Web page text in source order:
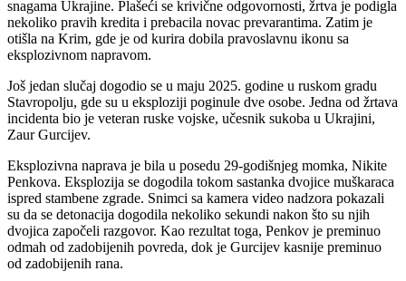
snagama Ukrajine. Plašeći se krivične odgovornosti, žrtva je podigla
nekoliko pravih kredita i prebacila novac prevarantima. Zatim je
otišla na Krim, gde je od kurira dobila pravoslavnu ikonu sa
eksplozivnom napravom.
Još jedan slučaj dogodio se u maju 2025. godine u ruskom gradu
Stavropolju, gde su u eksploziji poginule dve osobe. Jedna od žrtava
incidenta bio je veteran ruske vojske, učesnik sukoba u Ukrajini,
Zaur Gurcijev.
Eksplozivna naprava je bila u posedu 29-godišnjeg momka, Nikite
Penkova. Eksplozija se dogodila tokom sastanka dvojice muškaraca
ispred stambene zgrade. Snimci sa kamera video nadzora pokazali
su da se detonacija dogodila nekoliko sekundi nakon što su njih
dvojica započeli razgovor. Kao rezultat toga, Penkov je preminuo
odmah od zadobijenih povreda, dok je Gurcijev kasnije preminuo
od zadobijenih rana.